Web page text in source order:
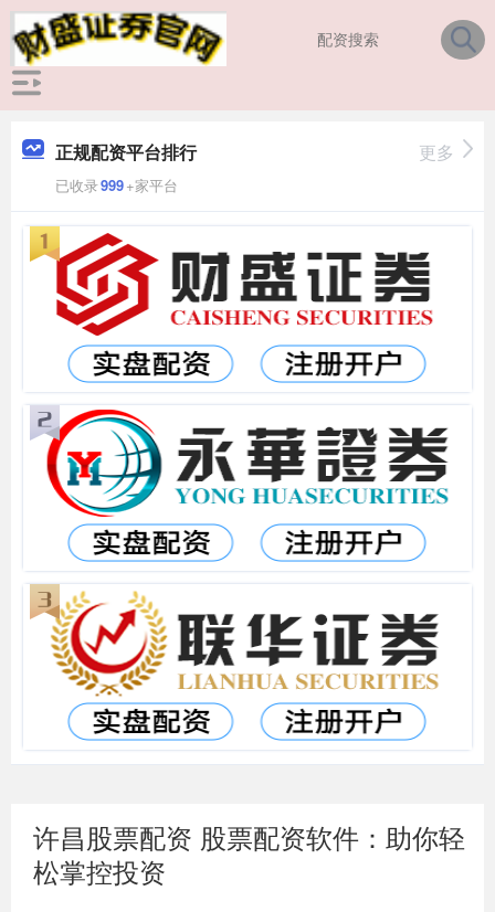
正规配资平台排行
已收录999+家平台
更多
许昌股票配资 股票配资软件：助你轻
松掌控投资